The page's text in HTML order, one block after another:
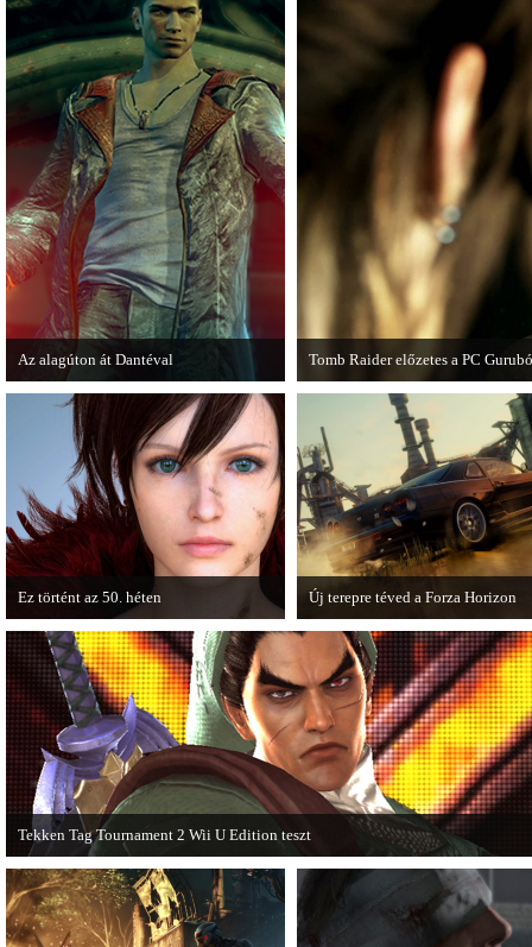
Az alagúton át Dantéval
A Devil May Cry újragondolás új
játékmenet-videóval jelentkezik.
Tomb Raider előzetes a PC
A PC Guru friss számában több
cikkből most egy részletet online
Ez történt az 50. héten
A héten nagyot villantottak a japán
fejlesztők. A Phamtom Pain mellett a
Square Enix techdemója is ütött.
Új terepre téved a Forza Horizon
Hamarosan megérkezik a Forza
első nagyszabású kiegészítője, a
Expansion Pack.
Tekken Tag Tournament 2 Wii U Edition teszt
Az extrákkal felturbózott Tekken Tag Tournament 2 a Wii U konzolon is ütősre
sikeredett.